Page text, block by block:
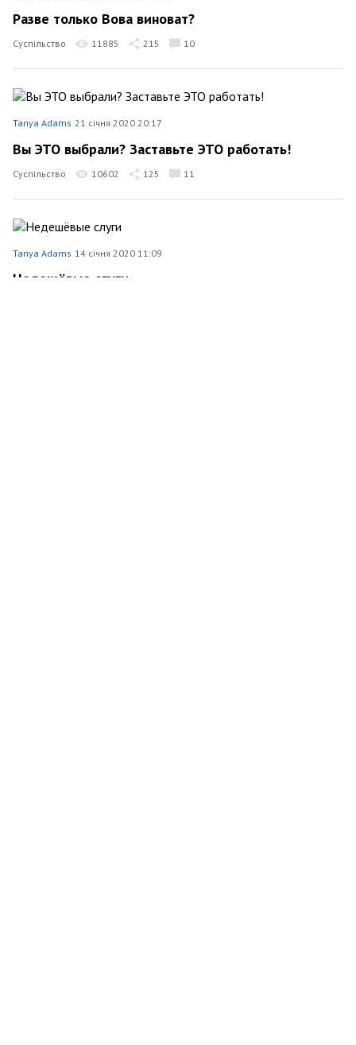
Разве только Вова виноват?
Суспільство 11885 215 10
Tanya Adams 21 січня 2020 20:17
Вы ЭТО выбрали? Заставьте ЭТО работать!
Суспільство 10602 125 11
Tanya Adams 14 січня 2020 11:09
Недешёвые слуги